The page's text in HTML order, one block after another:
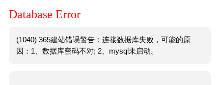
Database Error
(1040) 365建站错误警告：连接数据库失败，可能的原
因：1、数据库密码不对; 2、mysql未启动。